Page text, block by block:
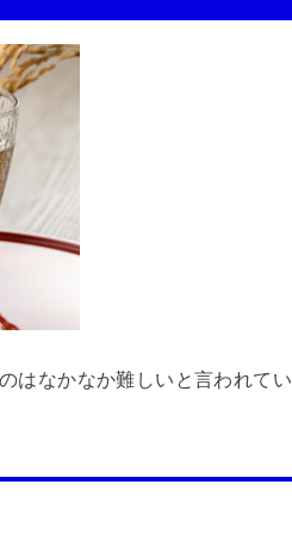
はなかなか難しいと言われてい